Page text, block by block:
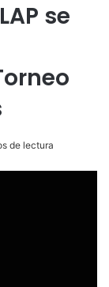
se
de lectura